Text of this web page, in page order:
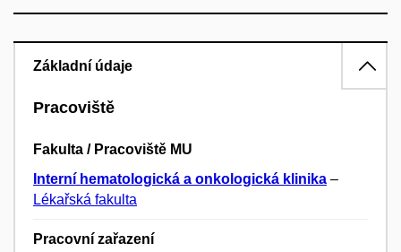
Základní údaje
Pracoviště
Fakulta / Pracoviště MU
Interní hematologická a onkologická klinika –
Lékařská fakulta
Pracovní zařazení